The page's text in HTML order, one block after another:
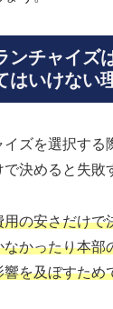
ンチャイズ
はいけない
ズを選択する
決めると失敗
用の安さだけで
かったり本部
を及ぼすため